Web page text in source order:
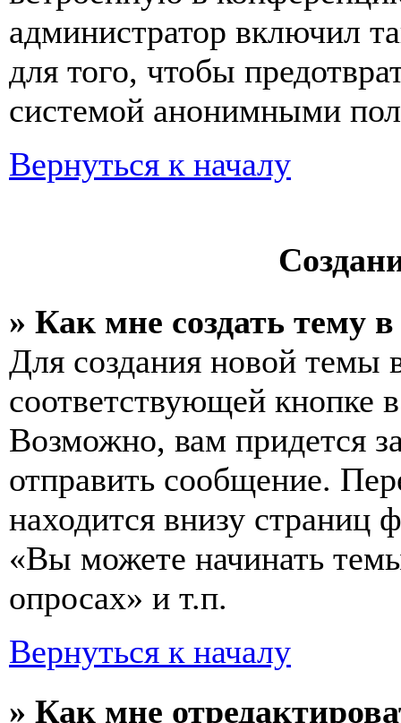
администратор включил
для того, чтобы
системой анонимными
Вернуться к началу
» Как мне создать тему
Для создания новой темы
соответствующей кнопке
Возможно, вам придется
отправить сообщение.
находится внизу
«Вы можете начинать
опросах» и т.п.
Вернуться к началу
» Как мне